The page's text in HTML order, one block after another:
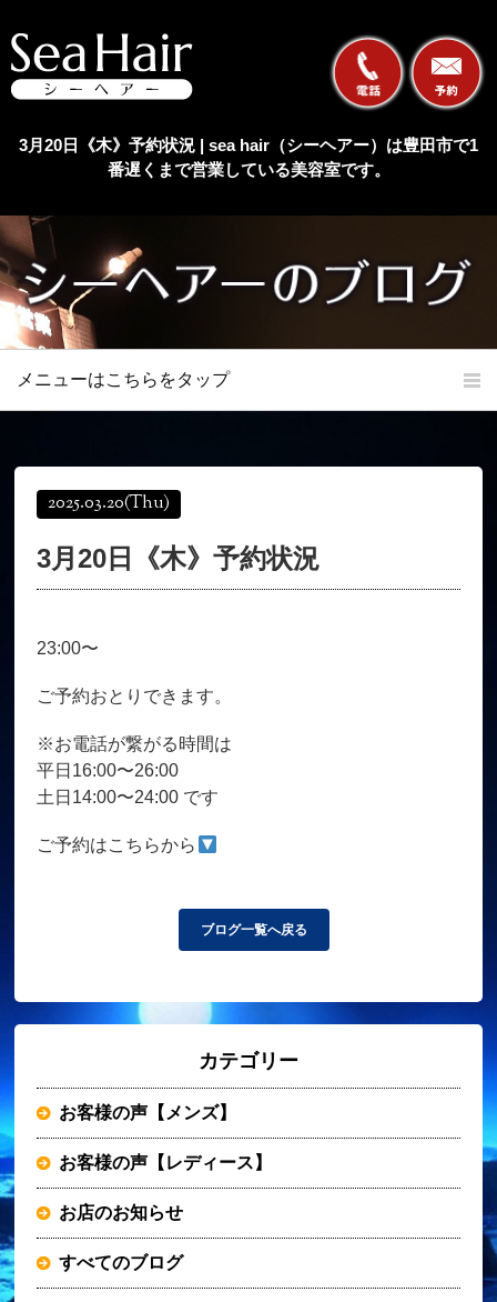
3月20日《木》予約状況 | sea hair（シーヘアー）は豊田市で1
番遅くまで営業している美容室です。
メニューはこちらをタップ
オンラインショップ
育毛コース よくある質問
お客様の声
ご予約＋お問い合わせ
2025.03.20(Thu)
3月20日《木》予約状況
23:00〜
ご予約おとりできます。
※お電話が繋がる時間は
平日16:00〜26:00
土日14:00〜24:00 です
ご予約はこちらから
ブログ一覧へ戻る
カテゴリー
お客様の声【メンズ】
お客様の声【レディース】
お店のお知らせ
すべてのブログ